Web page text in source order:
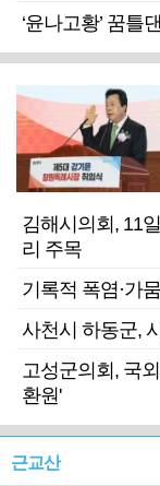
‘윤나고황’ 꿈
김해시의회, 11
리 주목
기록적 폭염·가
사천시 하동군,
고성군의회, 국
환원'
근교산